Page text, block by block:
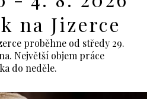
na Jizerce
proběhne od středy 29.
Největší objem práce
do neděle.